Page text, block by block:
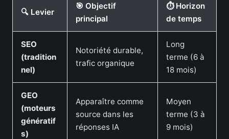
🔍 Levier
🎯 Objectif
principal
⏱️ Horizon
de temps
SEO
(tradition
nel)
Notoriété durable,
trafic organique
Long
terme (6 à
18 mois)
GEO
(moteurs
génératif
s)
Apparaître comme
source dans les
réponses IA
Moyen
terme (3 à
9 mois)